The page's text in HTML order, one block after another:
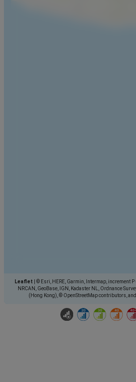
Leaflet
© Esri, HERE, Garmin, Intermap, increment P
NRCAN, GeoBase, IGN, Kadaster NL, Ordnance
(Hong Kong), © OpenStreetMap contributors,